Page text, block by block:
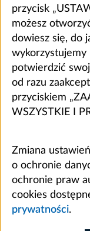
przycisk
możesz
dowiesz się, do
wykorzystujemy
potwierdzić
od razu
przyciskiem
WSZYSTKIE I
Zmiana
o ochronie
ochronie praw
cookies
prywatności.